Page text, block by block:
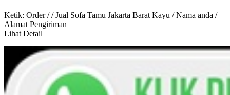
Ketik: Order / / Jual Sofa Tamu Jakarta Barat Kayu / Nama anda /
Alamat Pengiriman
Lihat Detail